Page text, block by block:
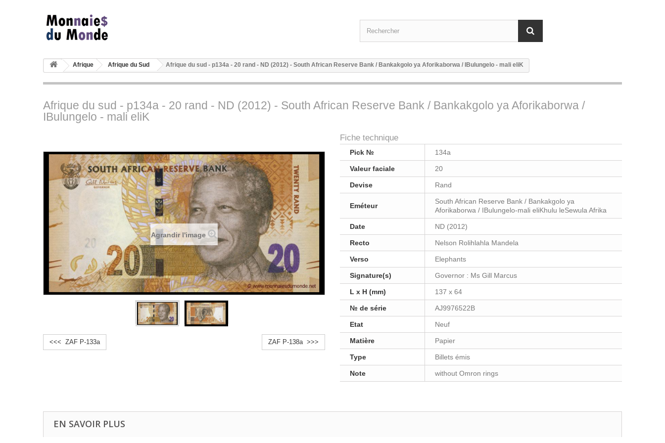
Afrique Afrique du Sud Afrique du sud - p134a - 20 rand - ND (2012) - South African Reserve Bank / Bankakgolo ya Aforikaborwa / IBulungelo - mali eliK
Afrique du sud - p134a - 20 rand - ND (2012) - South African Reserve Bank / Bankakgolo ya Aforikaborwa /
IBulungelo - mali eliK
Agrandir l'image
<<< ZAF P-133a ZAF P-138a >>>
Fiche technique
Pick № 134a
Valeur faciale 20
Devise Rand
Eméteur
South African Reserve Bank / Bankakgolo ya
Aforikaborwa / IBulungelo-mali eliKhulu leSewula Afrika
Date ND (2012)
Recto Nelson Rolihlahla Mandela
Verso Elephants
Signature(s) Governor : Ms Gill Marcus
L x H (mm) 137 x 64
№ de série AJ9976522B
Etat Neuf
Matière Papier
Type Billets émis
Note without Omron rings
EN SAVOIR PLUS